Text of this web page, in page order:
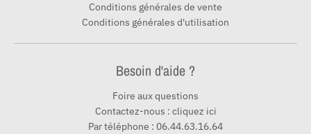
Conditions générales de vente
Conditions générales d'utilisation
Besoin d'aide ?
Foire aux questions
Contactez-nous : cliquez ici
Par téléphone : 06.44.63.16.64